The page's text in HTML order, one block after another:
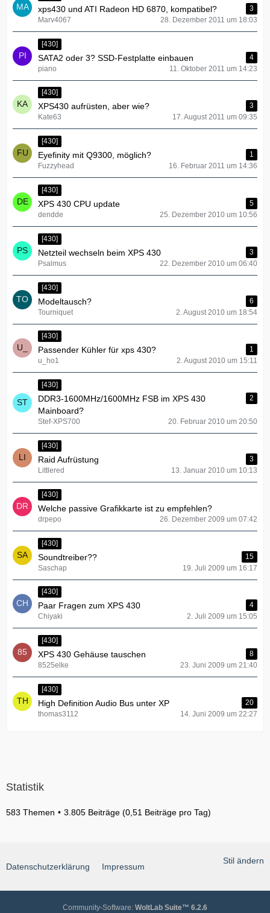
xps430 und ATI Radeon HD 6870, kompatibel?
3
Marv4067
28. Dezember 2011 um 18:03
[430]
SATA2 oder 3? SSD-Festplatte einbauen
4
piano
11. Oktober 2011 um 14:23
[430]
XPS430 aufrüsten, aber wie?
3
Kate63
17. August 2011 um 09:35
[430]
Eyefinity mit Q9300, möglich?
1
Fuzzyhead
16. Februar 2011 um 14:36
[430]
XPS 430 CPU update
5
dendde
25. Dezember 2010 um 10:56
[430]
Netzteil wechseln beim XPS 430
3
Psalmus
22. Dezember 2010 um 06:40
[430]
Modeltausch?
6
Tourniquet
2. August 2010 um 18:54
[430]
Passender Kühler für xps 430?
1
u_ho1
2. August 2010 um 15:11
[430]
DDR3-1600MHz/1600MHz FSB im XPS 430
Mainboard?
2
Stef-XPS700 20. Februar 2010 um 20:50
[430]
Raid Aufrüstung
3
Littlered
13. Januar 2010 um 10:13
[430]
Welche passive Grafikkarte ist zu empfehlen?
drpepo 26. Dezember 2009 um 07:42
[430]
Soundtreiber??
15
Saschap
19. Juli 2009 um 16:17
[430]
Paar Fragen zum XPS 430
4
Chiyaki
2. Juli 2009 um 15:05
[430]
XPS 430 Gehäuse tauschen
8
8525elke
23. Juni 2009 um 21:40
[430]
High Definition Audio Bus unter XP
20
thomas3112
14. Juni 2009 um 22:27
Statistik
583 Themen 3.805 Beiträge (0,51 Beiträge pro Tag)
Stil ändern
Datenschutzerklärung Impressum
Community-Software: WoltLab Suite™ 6.2.6